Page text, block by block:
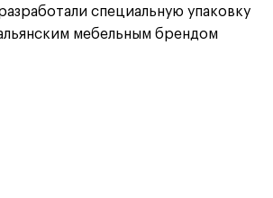
специальную упаковку
мебельным брендом